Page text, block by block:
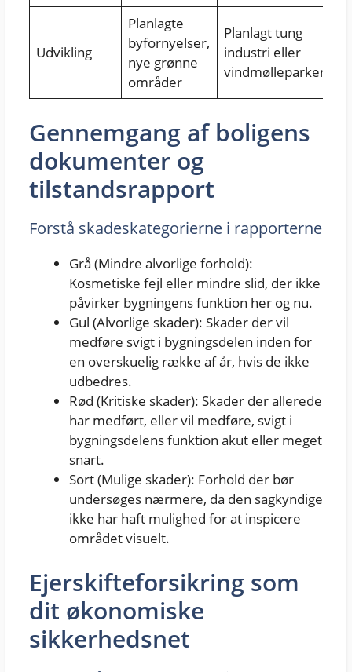
Udvikling
Planlagte
byfornyelser,
nye grønne
områder
Planlagt tung
industri eller
vindmølleparker
Gennemgang af boligens
dokumenter og
tilstandsrapport
Forstå skadeskategorierne i rapporterne
Grå (Mindre alvorlige forhold):
Kosmetiske fejl eller mindre slid, der ikke
påvirker bygningens funktion her og nu.
Gul (Alvorlige skader): Skader der vil
medføre svigt i bygningsdelen inden for
en overskuelig række af år, hvis de ikke
udbedres.
Rød (Kritiske skader): Skader der allerede
har medført, eller vil medføre, svigt i
bygningsdelens funktion akut eller meget
snart.
Sort (Mulige skader): Forhold der bør
undersøges nærmere, da den sagkyndige
ikke har haft mulighed for at inspicere
området visuelt.
Ejerskifteforsikring som
dit økonomiske
sikkerhedsnet